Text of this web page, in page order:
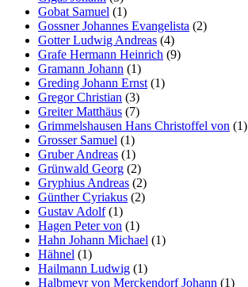
Gobat Samuel (1)
Gossner Johannes Evangelista (2)
Gotter Ludwig Andreas (4)
Grafe Hermann Heinrich (9)
Gramann Johann (1)
Greding Johann Ernst (1)
Gregor Christian (3)
Greiter Matthäus (7)
Grimmelshausen Hans Christoffel von (1)
Grosser Samuel (1)
Gruber Andreas (1)
Grünwald Georg (2)
Gryphius Andreas (2)
Günther Cyriakus (2)
Gustav Adolf(1)
Hagen Peter von (1)
Hahn Johann Michael (1)
Hähnel (1)
Hailmann Ludwig (1)
Halbmeyr von Merckendorf Johann (1)